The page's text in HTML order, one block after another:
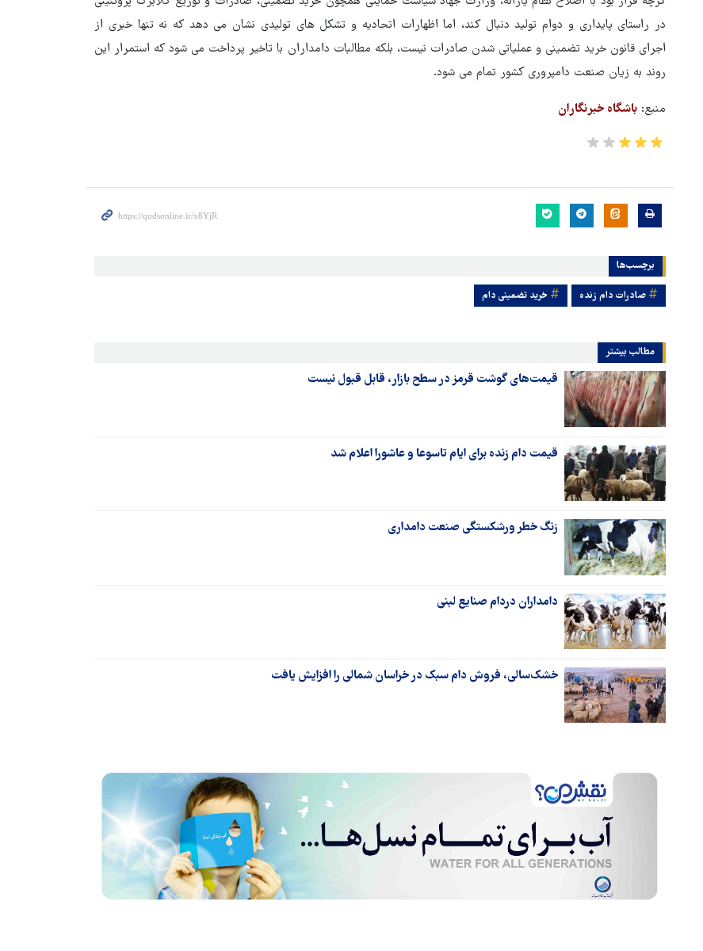
در راستای پایداری و دوام تولید دنبال کند، اما اظهارات اتحادیه و تشکل های تولیدی نشان می دهد که نه تنها خبری از
اجرای قانون خرید تضمینی و عملیاتی شدن صادرات نیست، بلکه مطالبات دامداران با تاخیر پرداخت می شود که استمرار این
روند به زیان صنعت دامپروری کشور تمام می شود.
منبع: باشگاه خبرنگاران
برچسب‌ها
صادرات دام زنده خرید تضمینی دام
مطالب بیشتر
قیمت‌های گوشت قرمز در سطح بازار، قابل قبول نیست
قیمت دام زنده برای ایام تاسوعا و عاشورا اعلام شد
زنگ خطر ورشکستگی صنعت دامداری
دامداران دردام صنایع لبنی
خشک‌سالی، فروش دام سبک در خراسان شمالی را افزایش یافت